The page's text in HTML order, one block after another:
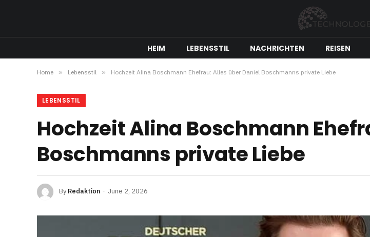
HEIM LEBENSSTIL NACHRICHTEN REISEN
Home » Lebensstil » Hochzeit Alina Boschmann Ehefrau: Alles über Daniel Boschmanns private Liebe
LEBENSSTIL
Hochzeit Alina Boschmann
Boschmanns private Liebe
By Redaktion June 2, 2026